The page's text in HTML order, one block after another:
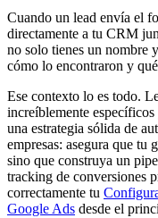
Cuando un lead envía el
directamente a tu CRM
no solo tienes un nombre
cómo lo encontraron y
Ese contexto lo es todo.
increíblemente
una estrategia sólida de
empresas: asegura que tu
sino que construya un
tracking de conversiones
correctamente tu
Google Ads desde el